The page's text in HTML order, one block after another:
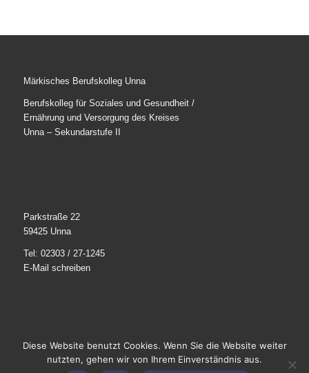
Märkisches Berufskolleg Unna
Berufskolleg für Soziales und Gesundheit /
Ernährung und Versorgung des Kreises
Unna – Sekundarstufe II
Parkstraße 22
59425 Unna
Tel: 02303 / 27-1245
E-Mail schreiben
© 2025Märkisches Berufskolleg Unna. Alle Rechte
vorbehalten.
Diese Website benutzt Cookies. Wenn Sie die Website weiter
nutzten, gehen wir von Ihrem Einverständnis aus.